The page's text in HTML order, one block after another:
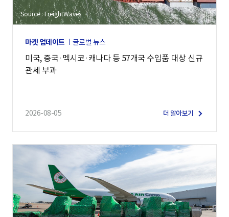
Source : FreightWaves
마켓 업데이트 글로벌 뉴스
미국, 중국·멕시코·캐나다 등 57개국 수입품 대상 신규
관세 부과
2026-08-05 더 알아보기